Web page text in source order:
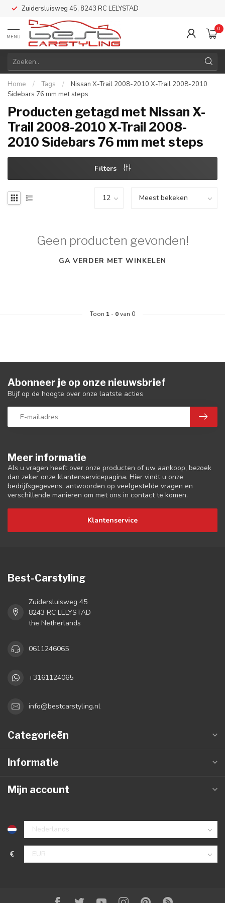
Zuidersluisweg 45, 8243 RC LELYSTAD
MENU
0
Home / Tags /
Nissan X-Trail 2008-2010 X-Trail 2008-2010
Sidebars 76 mm met steps
Producten getagd met Nissan X-
Trail 2008-2010 X-Trail 2008-
2010 Sidebars 76 mm met steps
Filters
Geen producten gevonden!
GA VERDER MET WINKELEN
Toon 1 - 0van 0
Meer informatie
Als u vragen heeft over onze producten of uw aankoop, bezoek
dan zeker onze klantenservicepagina. Hier vindt u onze
bedrijfsgegevens, antwoorden op veelgestelde vragen en
verschillende manieren om met ons in contact te komen.
Klantenservice
Abonneer je op onze nieuwsbrief
Blijf op de hoogte over onze laatste acties
Best-Carstyling
Zuidersluisweg 45
8243 RC LELYSTAD
the Netherlands
0611246065
+3161124065
info@bestcarstyling.nl
Categorieën
Informatie
Mijn account
€